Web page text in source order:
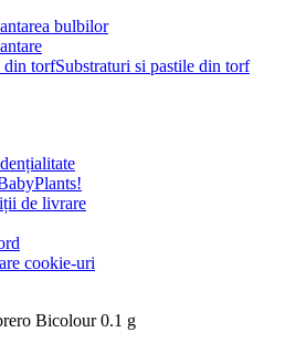
bulbilor
Substraturi si pastile din torf
de livrare
cookie-uri
Bicolour 0.1 g